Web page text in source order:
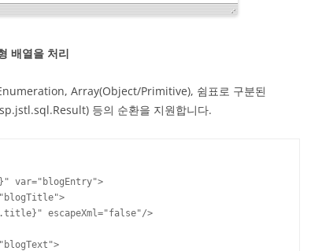
배열을 처리
Array(Object/Primitive), 쉼표로 구분된
등의 순환을 지원합니다.
var="blogEntry">
escapeXml="false"/>